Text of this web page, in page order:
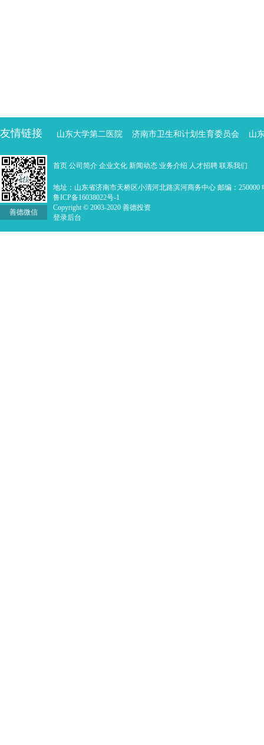
友情链接 山东大学第二医院 济南市卫生和计划生育委员会 山
善德微信
首页 公司简介 企业文化 新闻动态 业务介绍 人才招聘 联系我们
地址：山东省济南市天桥区小清河北路滨河商务中心 邮编：250000
鲁ICP备16038022号-1
Copyright © 2003-2020 善德投资
登录后台